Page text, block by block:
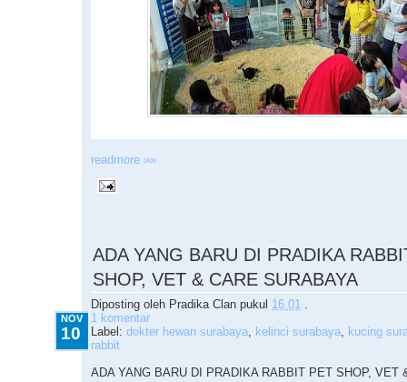
readmore »»
ADA YANG BARU DI PRADIKA
SHOP, VET & CARE SURABAYA
Diposting oleh Pradika Clan pukul 16.01
NOV
10
1 komentar
Label: dokter hewan surabaya kelinci surabaya
kucing
rabbit
ADA YANG BARU DI PRADIKA RABBIT PET SHOP, VET